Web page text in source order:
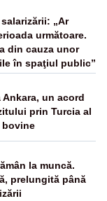
„Ar
următoare.
din cauza unor
în spaţiul public”
Ankara, un acord
prin Turcia al
bovine
la muncă.
prelungită până